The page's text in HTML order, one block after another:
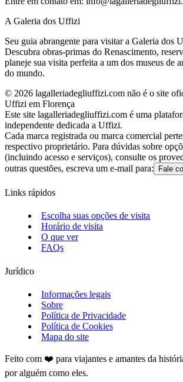
A Galeria dos Uffizi
Seu guia abrangente para visitar a Galeria dos
Descubra obras-primas do Renascimento,
planeje sua visita perfeita a um dos museus de
do mundo.
© 2026 lagalleriadegliuffizi.com não é o site
Uffizi em Florença
Este site lagalleriadegliuffizi.com é uma
independente dedicada a Uffizi.
Cada marca registrada ou marca comercial
respectivo proprietário. Para dúvidas sobre
(incluindo acesso e serviços), consulte os
outras questões, escreva um e-mail para:
Fale
Links rápidos
Escolha suas opções de visita
Horário de visita
O que ver
FAQs
Jurídico
Informações legais
Sobre
Política de Privacidade
Política de Cookies
Mapa do site
Feito com ❤️ para viajantes e amantes da
por alguém como eles.